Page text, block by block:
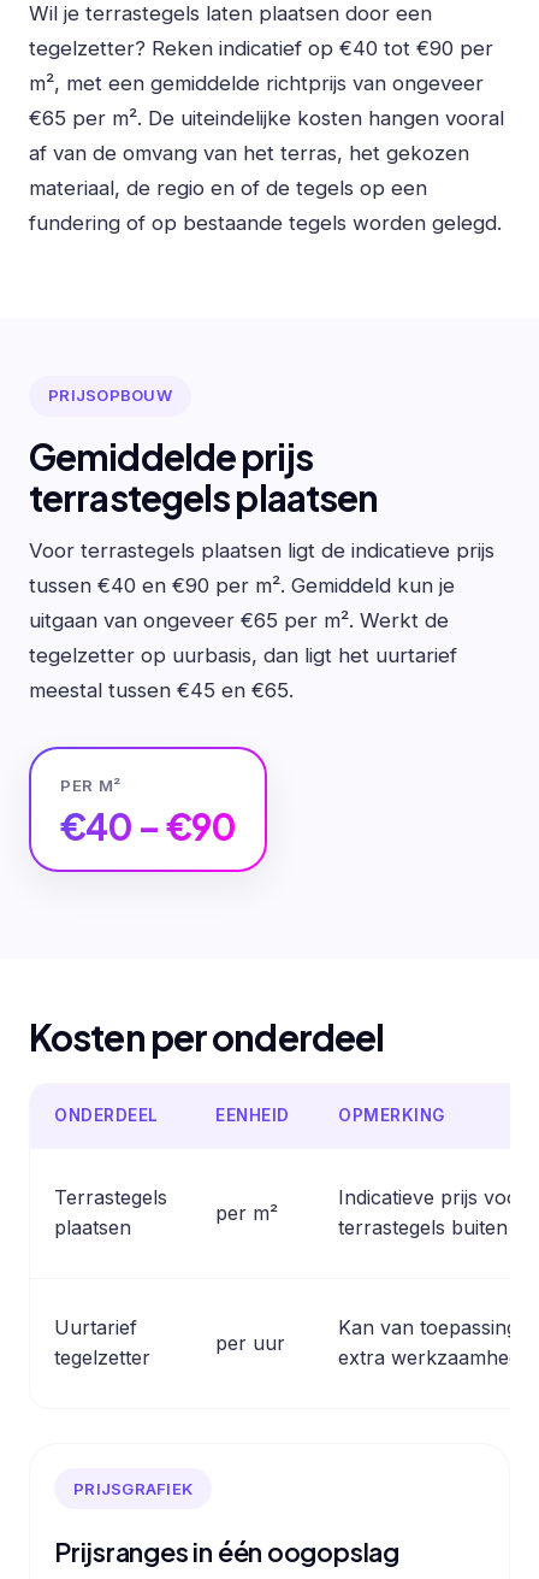
Wil je terrastegels laten plaatsen door een
tegelzetter? Reken indicatief op €40 tot €90 per
m², met een gemiddelde richtprijs van ongeveer
€65 per m². De uiteindelijke kosten hangen vooral
af van de omvang van het terras, het gekozen
materiaal, de regio en of de tegels op een
fundering of op bestaande tegels worden gelegd.
PRIJSOPBOUW
Gemiddelde prijs
terrastegels plaatsen
Voor terrastegels plaatsen ligt de indicatieve prijs
tussen €40 en €90 per m². Gemiddeld kun je
uitgaan van ongeveer €65 per m². Werkt de
tegelzetter op uurbasis, dan ligt het uurtarief
meestal tussen €45 en €65.
PER M²
€40 – €90
Kosten per onderdeel
ONDERDEEL EENHEID OPMERKING
Terrastegels
plaatsen
per m²
Indicatieve prijs voor
terrastegels buiten
Uurtarief
tegelzetter
per uur
Kan van toepassing
extra
PRIJSGRAFIEK
Prijsranges in één oogopslag